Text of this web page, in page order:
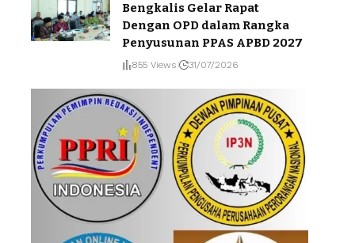
Bengkalis Gelar Rapat
Dengan OPD dalam Rangka
Penyusunan PPAS APBD 2027
855 Views 31/07/2026